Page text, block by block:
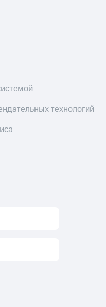
технологий